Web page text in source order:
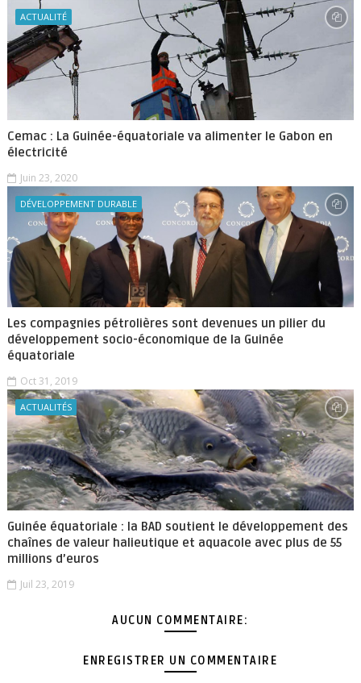
ACTUALITÉ
Cemac : La Guinée-équatoriale va alimenter le Gabon en
électricité
Juin 23, 2020
DÉVELOPPEMENT DURABLE
Les compagnies pétrolières sont devenues un pilier du
développement socio-économique de la Guinée
équatoriale
Oct 31, 2019
ACTUALITÉS
Guinée équatoriale : la BAD soutient le développement des
chaînes de valeur halieutique et aquacole avec plus de 55
millions d’euros
Juil 23, 2019
AUCUN COMMENTAIRE:
ENREGISTRER UN COMMENTAIRE